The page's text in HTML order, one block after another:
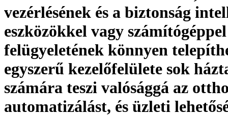
vezérlésének és a biztonság
eszközökkel vagy
felügyeletének könnyen
egyszerű kezelőfelülete sok
számára teszi valósággá az
automatizálást, és üzleti